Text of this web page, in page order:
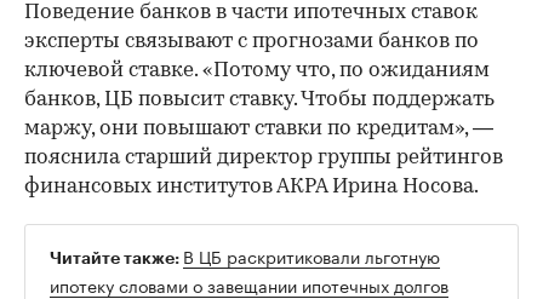
Поведение банков в части ипотечных ставок
эксперты связывают с прогнозами банков по
ключевой ставке. «Потому что, по ожиданиям
банков, ЦБ повысит ставку. Чтобы поддержать
маржу, они повышают ставки по кредитам», —
пояснила старший директор группы рейтингов
финансовых институтов АКРА Ирина Носова.
Читайте также: В ЦБ раскритиковали льготную
ипотеку словами о завещании ипотечных долгов